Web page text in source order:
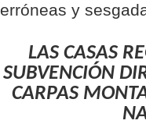
erróneas y
LAS CASAS
SUBVENCIÓN
CARPAS